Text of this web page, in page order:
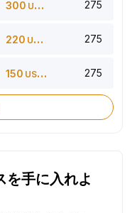
300 USDT 275
220 USDT 275
150 USDT 275
を手に入れよ